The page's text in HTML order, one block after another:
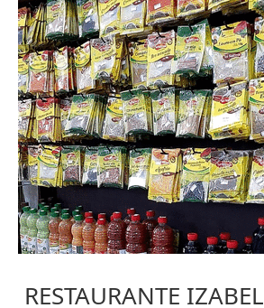
RESTAURANTE IZABEL